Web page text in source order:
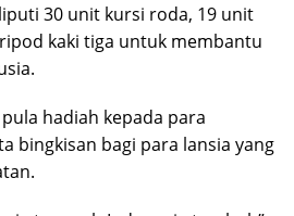
30 unit kursi roda, 19 unit
kaki tiga untuk membantu
hadiah kepada para
bingkisan bagi para lansia yang